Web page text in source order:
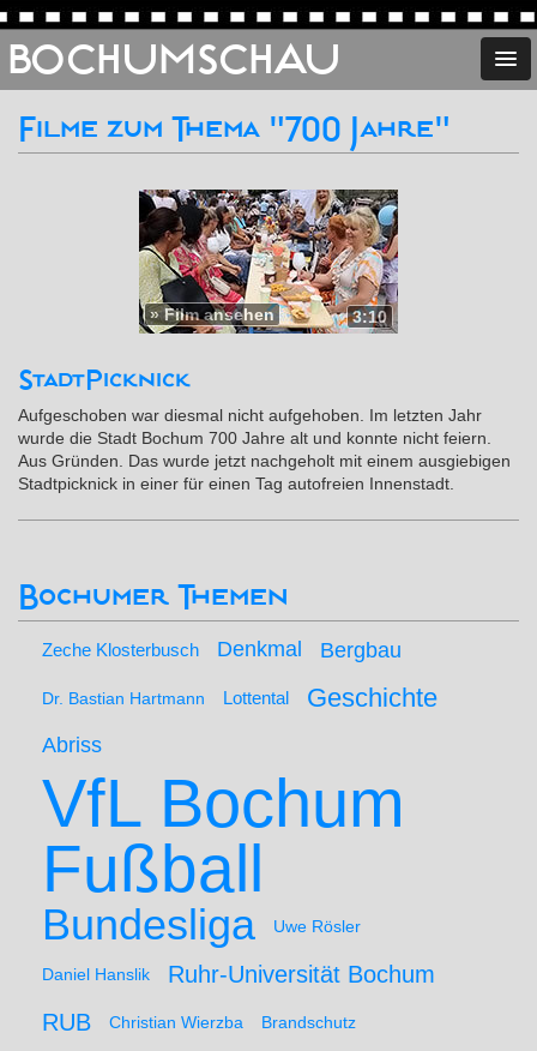
BOCHUMSCHAU
Filme zum Thema "700 Jahre"
3:10
»Film ansehen
StadtPicknick
Aufgeschoben war diesmal nicht aufgehoben. Im letzten Jahr
wurde die Stadt Bochum 700 Jahre alt und konnte nicht feiern.
Aus Gründen. Das wurde jetzt nachgeholt mit einem ausgiebigen
Stadtpicknick in einer für einen Tag autofreien Innenstadt.
Bochumer Themen
Zeche Klosterbusch Denkmal Bergbau
Dr. Bastian Hartmann Lottental Geschichte
Abriss
VfL Bochum
Fußball
Bundesliga Uwe Rösler
Daniel Hanslik
Ruhr-Universität Bochum
RUB
Christian Wierzba Brandschutz